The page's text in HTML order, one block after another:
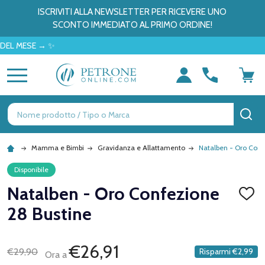
ISCRIVITI ALLA NEWSLETTER PER RICEVERE UNO
SCONTO IMMEDIATO AL PRIMO ORDINE!
→ ✨
Ricerca
Mamma e Bimbi Gravidanza e Allattamento Natalben - Oro
Disponibile
Natalben - Oro Confezione
28 Bustine
€29,90
Ora a€26,91 Risparmi €2,99